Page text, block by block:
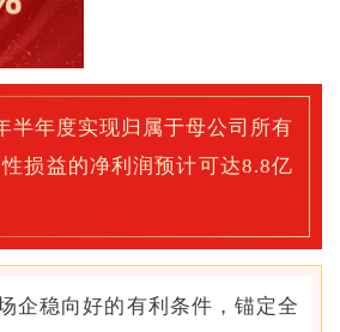
半年度实现归属于母公司所有
损益的净利润预计可达8.8亿
企稳向好的有利条件，锚定全